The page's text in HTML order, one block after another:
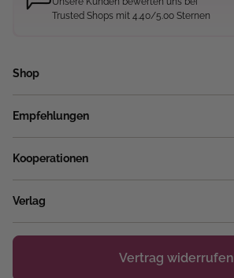
Trusted Shops mit 4.40/5.00 Sternen
Shop
Empfehlungen
Kooperationen
Verlag
Vertrag widerrufen